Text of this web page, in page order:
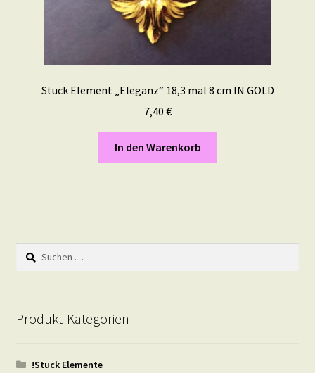
Stuck Element „Eleganz“ 18,3 mal 8 cm IN GOLD
7,40 €
In den Warenkorb
Suchen
nach:
Produkt-Kategorien
!Stuck Elemente